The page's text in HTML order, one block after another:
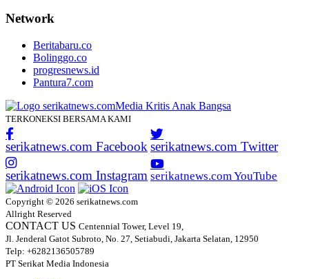
Network
Beritabaru.co
Bolinggo.co
progresnews.id
Pantura7.com
TERKONEKSI BERSAMA KAMI
serikatnews.com Facebook serikatnews.com Twitter
serikatnews.com Instagram serikatnews.com YouTube
Copyright © 2026 serikatnews.com
Allright Reserved
CONTACT US Centennial Tower, Level 19,
Jl. Jenderal Gatot Subroto, No. 27, Setiabudi, Jakarta Selatan, 12950
Telp: +6282136505789
PT Serikat Media Indonesia